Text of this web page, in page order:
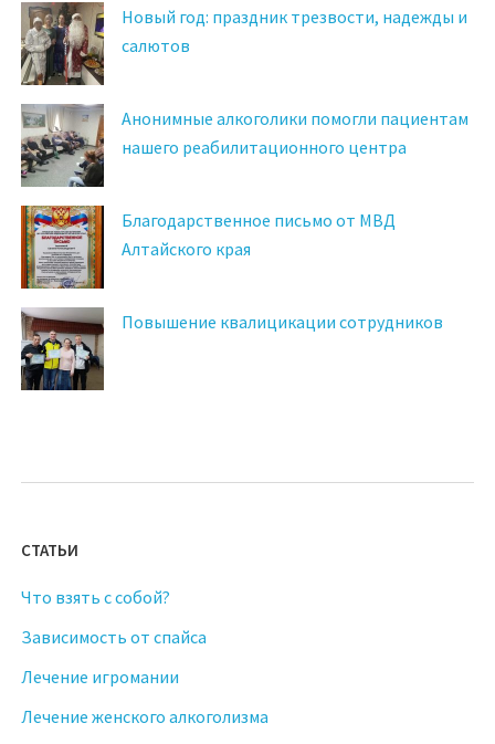
Новый год: праздник трезвости, надежды и
салютов
Анонимные алкоголики помогли пациентам
нашего реабилитационного центра
Благодарственное письмо от МВД
Алтайского края
Повышение квалицикации сотрудников
СТАТЬИ
Что взять с собой?
Зависимость от спайса
Лечение игромании
Лечение женского алкоголизма